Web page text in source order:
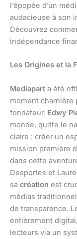
l’épopée d’un
audacieuse à son
Découvrez
indépendance
Les Origines et la
Mediapart a été
moment charnière
fondateur, Edwy
monde, quitte le
claire : créer un
mission première
dans cette
Desportes et
sa création est
médias
de transparence.
entièrement
lecteurs via un